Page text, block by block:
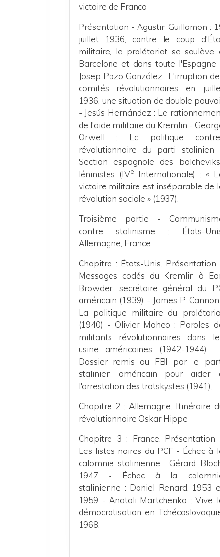
victoire de Franco
Présentation - Agustin Guillamon :
juillet 1936, contre le coup
militaire, le prolétariat se soulève
Barcelone et dans toute l'Espagne
Josep Pozo González : L'irruption
comités révolutionnaires en
1936, une situation de double
- Jesús Hernández : Le
de l'aide militaire du Kremlin -
Orwell : La politique
révolutionnaire du parti stalinien
Section espagnole des
léninistes (IVe
Internationale) : «
victoire militaire est inséparable de
révolution sociale » (1937).
Troisième partie -
contre stalinisme : États-
Allemagne, France
Chapitre : États-Unis. Présentation
Messages codés du Kremlin à
Browder, secrétaire général du
américain (1939) - James P. Cannon
La politique militaire du
(1940) - Olivier Maheo : Paroles
militants révolutionnaires dans
usine américaines (1942-1944)
Dossier remis au FBI par le
stalinien américain pour aider
l'arrestation des trotskystes (1941).
Chapitre 2 : Allemagne. Itinéraire
révolutionnaire Oskar Hippe
Chapitre 3 : France. Présentation
Les listes noires du PCF - Échec à
calomnie stalinienne : Gérard
1947 - Échec à la
stalinienne : Daniel Renard, 1953
1959 - Anatoli Martchenko : Vive
démocratisation en
1968.